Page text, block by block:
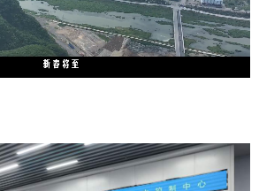
Video